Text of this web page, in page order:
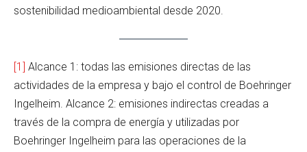
sostenibilidad medioambiental desde 2020.
[1]
Alcance 1: todas las emisiones directas de las
actividades de la empresa y bajo el control de Boehringer
Ingelheim. Alcance 2: emisiones indirectas creadas a
través de la compra de energía y utilizadas por
Boehringer Ingelheim para las operaciones de la